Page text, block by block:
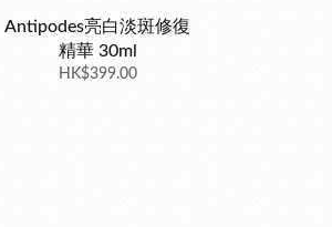
Antipodes亮白淡斑修復
精華 30ml
HK$399.00